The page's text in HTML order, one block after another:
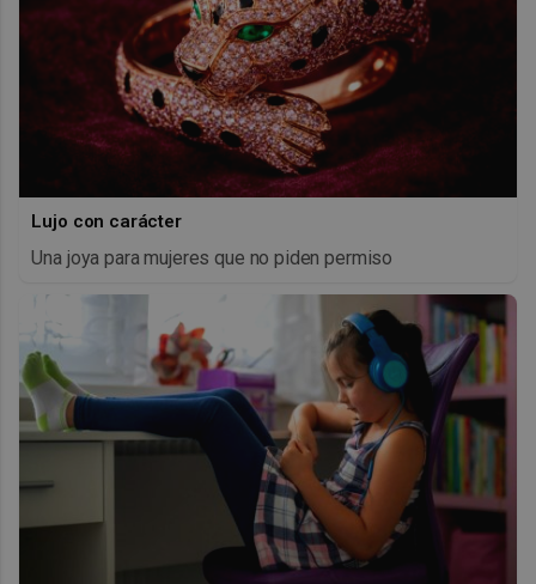
Lujo con carácter
Una joya para mujeres que no piden permiso